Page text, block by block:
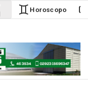
Horoscopo